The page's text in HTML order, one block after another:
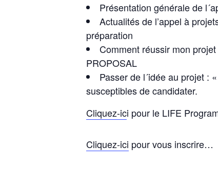
Présentation générale de
Actualités de l’appel à
préparation
Comment réussir mon
PROPOSAL
Passer de l´idée au projet :
susceptibles de candidater.
Cliquez-ici pour le LIFE
Cliquez-ici pour vous inscrire…